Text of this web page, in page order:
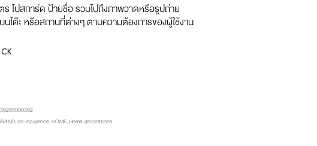
โปสการ์ด ป้ายชื่อ รวมไปถึงภาพวาดหรือรูปถ่าย
นโต๊ะ หรือสถานที่ต่างๆ ตามความต้องการของผู้ใช้งาน
,co-incidence,HOME,Home decorations